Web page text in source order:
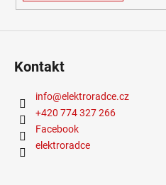
Kontakt
info@elektroradce.cz
+420 774 327 266
Facebook
elektroradce